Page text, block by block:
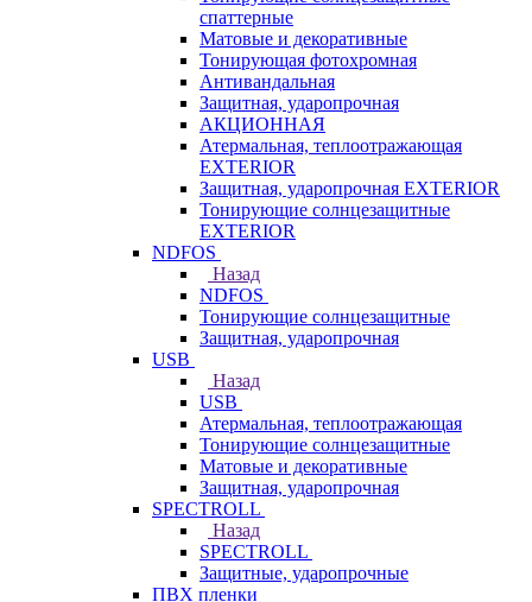
спаттерные
Матовые и декоративные
Тонирующая фотохромная
Антивандальная
Защитная, ударопрочная
АКЦИОННАЯ
Атермальная, теплоотражающая
EXTERIOR
Защитная, ударопрочная EXTERIOR
Тонирующие солнцезащитные
EXTERIOR
NDFOS
Назад
NDFOS
Тонирующие солнцезащитные
Защитная, ударопрочная
USB
Назад
USB
Атермальная, теплоотражающая
Тонирующие солнцезащитные
Матовые и декоративные
Защитная, ударопрочная
SPECTROLL
Назад
SPECTROLL
Защитные, ударопрочные
ПВХ пленки